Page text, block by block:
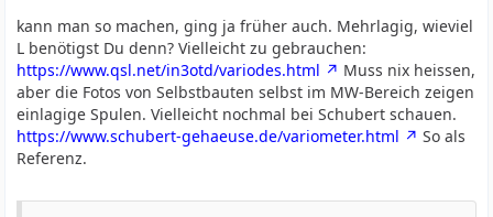
kann man so machen, ging ja früher auch. Mehrlagig, wieviel
L benötigst Du denn? Vielleicht zu gebrauchen:
https://www.qsl.net/in3otd/variodes.html
Muss nix heissen,
aber die Fotos von Selbstbauten selbst im MW-Bereich zeigen
einlagige Spulen. Vielleicht nochmal bei Schubert schauen.
https://www.schubert-gehaeuse.de/variometer.html
So als
Referenz.